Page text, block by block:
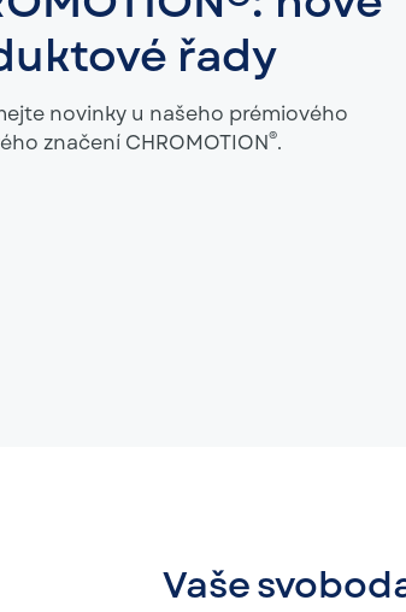
řady
novinky u našeho prémiového
značení CHROMOTION®.
Vaše